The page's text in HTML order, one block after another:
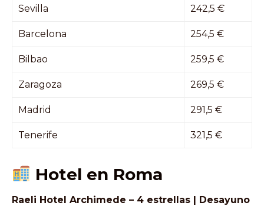
Sevilla 242,5 €
Barcelona 254,5 €
Bilbao 259,5 €
Zaragoza 269,5 €
Madrid 291,5 €
Tenerife 321,5 €
Hotel en Roma
Raeli Hotel Archimede – 4 estrellas | Desayuno